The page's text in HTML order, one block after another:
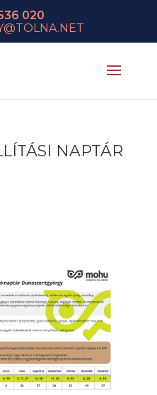
020
NAPTÁR